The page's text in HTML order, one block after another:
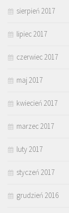
sierpień 2017
lipiec 2017
czerwiec 2017
maj 2017
kwiecień 2017
marzec 2017
luty 2017
styczeń 2017
grudzień 2016